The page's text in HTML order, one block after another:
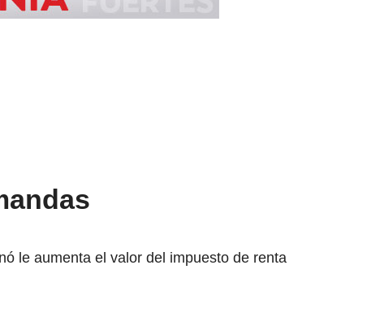
le aumenta el valor del impuesto de renta